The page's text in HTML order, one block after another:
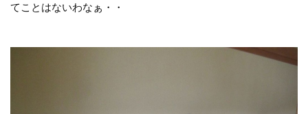
てことはないわなぁ・・